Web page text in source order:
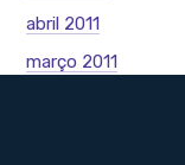
abril 2011
março 2011